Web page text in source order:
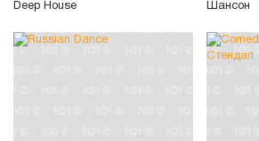
Deep House Шансон